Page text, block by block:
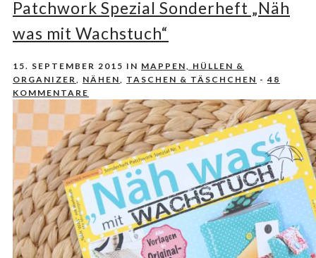
Patchwork Spezial Sonderheft „Näh
was mit Wachstuch“
15. SEPTEMBER 2015 IN MAPPEN, HÜLLEN &
ORGANIZER, NÄHEN, TASCHEN & TÄSCHCHEN -48
KOMMENTARE